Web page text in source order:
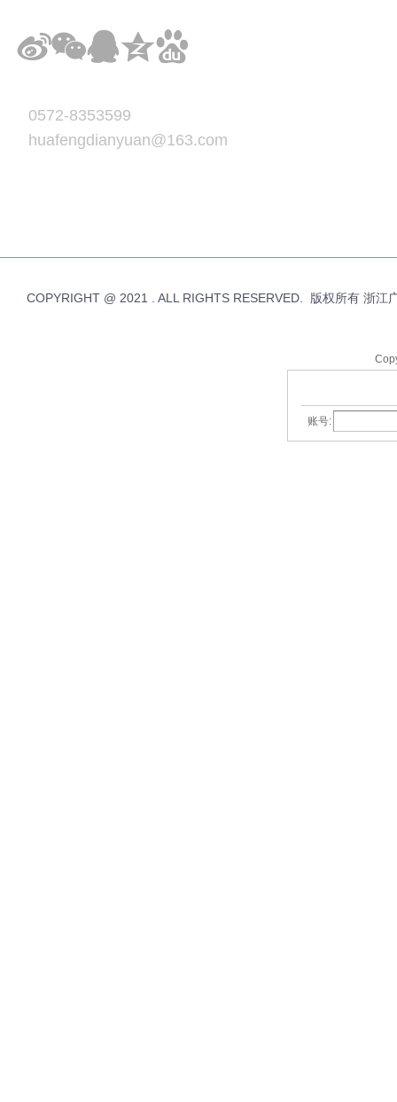
0572-8353599
huafengdianyuan@163.com
COPYRIGHT @ 2021 . ALL RIGHTS RESERVED. 版权所有 浙江
账号: